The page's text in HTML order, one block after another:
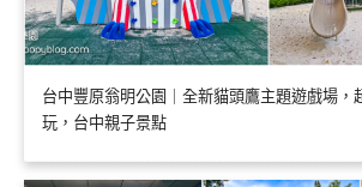
台中豐原翁明公園｜全新貓頭鷹主題遊戲場，
玩，台中親子景點